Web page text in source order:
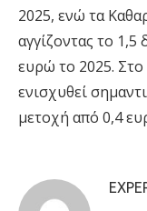
2025, ενώ τα
αγγίζοντας το
ευρώ το 2025. Στο
ενισχυθεί
μετοχή από 0,4